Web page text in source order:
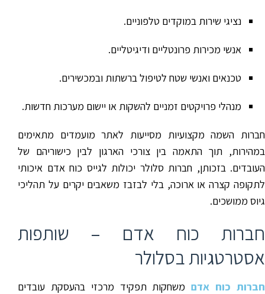
נציגי שירות במוקדים טלפוניים.
אנשי מכירות פרונטליים ודיגיטליים.
טכנאים ואנשי שטח לטיפול ברשתות ובמכשירים.
מנהלי פרויקטים זמניים להשקות או יישום מערכות חדשות.
חברות השמה מקצועיות מסייעות לאתר מועמדים מתאימים
במהירות, תוך התאמה בין צורכי הארגון לבין כישוריהם של
העובדים. בזכותן, חברות סלולר יכולות לגייס כוח אדם איכותי
לתקופה קצרה או ארוכה, בלי לבזבז משאבים יקרים על תהליכי
גיוס ממושכים.
חברות כוח אדם – שותפות
אסטרטגיות בסלולר
חברות כוח אדםמשחקות תפקיד מרכזי בהעסקת עובדים